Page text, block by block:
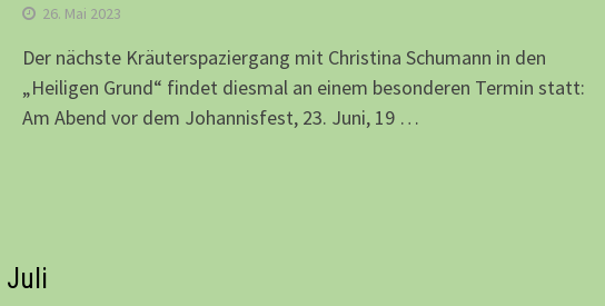
26. Mai 2023
Der nächste Kräuterspaziergang mit Christina Schumann in den
„Heiligen Grund“ findet diesmal an einem besonderen Termin statt:
Am Abend vor dem Johannisfest, 23. Juni, 19 …
Juli